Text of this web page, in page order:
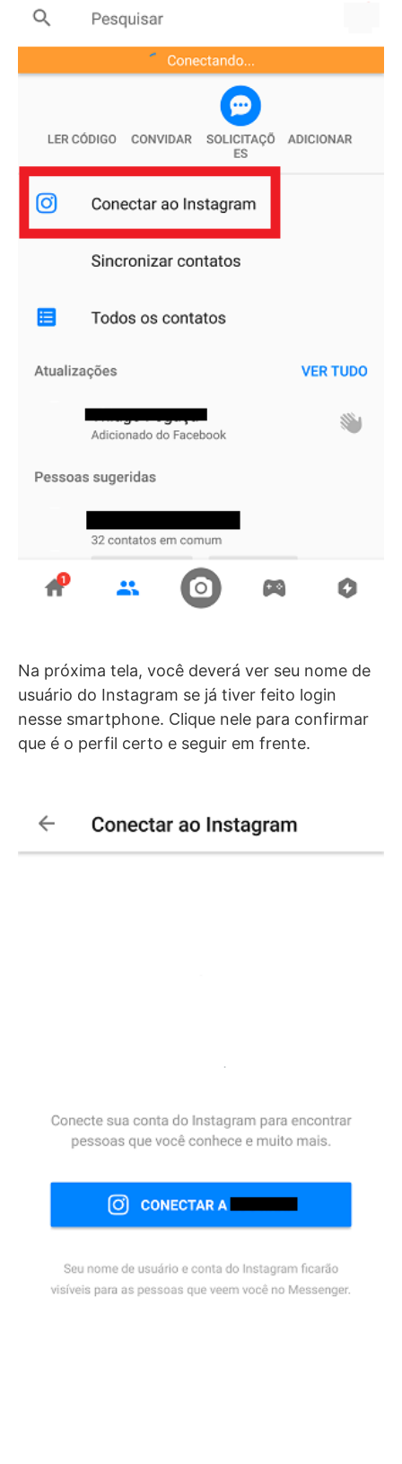
Na próxima tela, você deverá ver seu nome de
usuário do Instagram se já tiver feito login
nesse smartphone. Clique nele para confirmar
que é o perfil certo e seguir em frente.